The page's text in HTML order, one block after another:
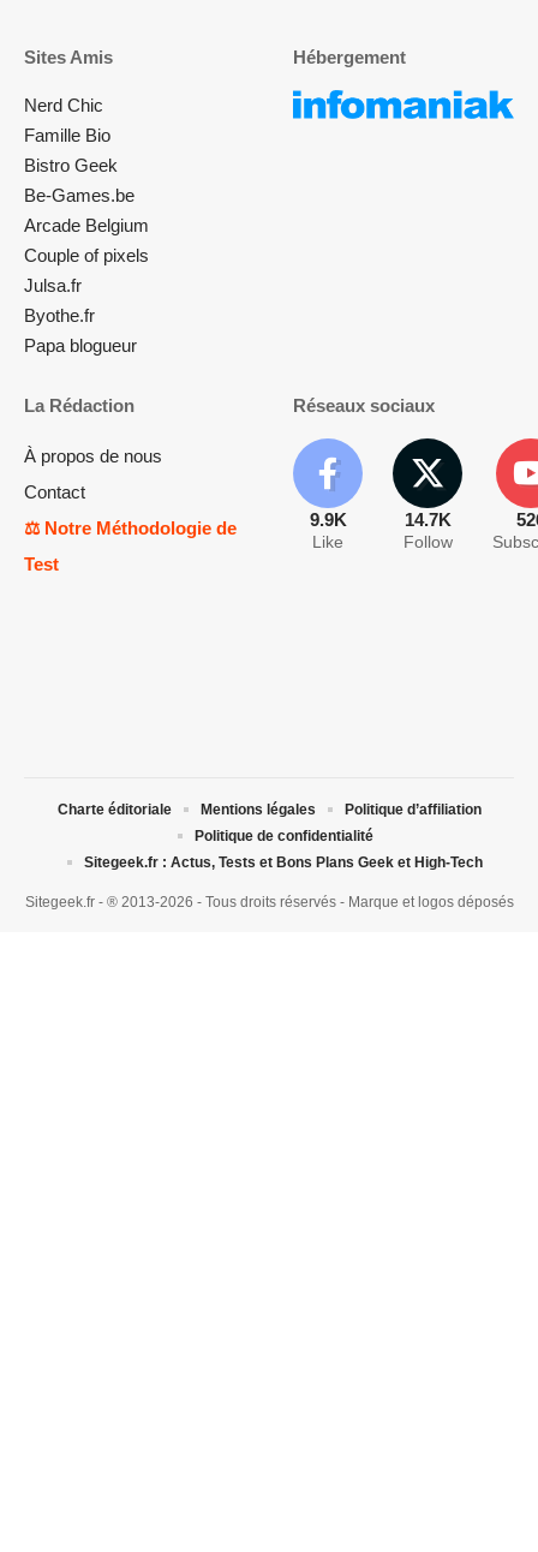
Sites Amis
Nerd Chic
Famille Bio
Bistro Geek
Be-Games.be
Arcade Belgium
Couple of pixels
Julsa.fr
Byothe.fr
Papa blogueur
Hébergement
La Rédaction
À propos de nous
Contact
⚖️ Notre Méthodologie de
Test
Réseaux sociaux
9.9K
Like
14.7K
Follow
Sitegeek.fr - ® 2013-2026 - Tous droits réservés - Marque et logos déposés
Charte éditoriale Mentions légales
Politique d’affiliation
Politique de confidentialité
Sitegeek.fr : Actus, Tests et Bons Plans Geek et High-Tech